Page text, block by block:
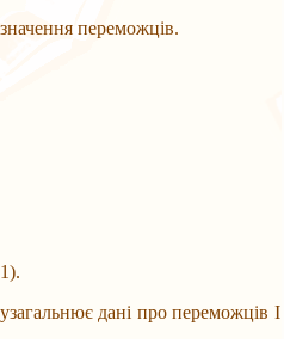
переможців.
дані про переможців І